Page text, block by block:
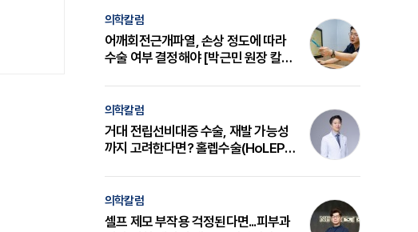
의학칼럼
어깨회전근개파열, 손상 정도에 따라
수술 여부 결정해야 [박근민 원장 칼
의학칼럼
거대 전립선비대증 수술, 재발 가능성
까지 고려한다면? 홀렙수술(HoLEP)
의학칼럼
셀프 제모 부작용 걱정된다면...피부과